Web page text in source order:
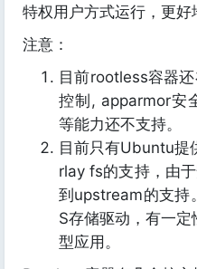
特权用户方式运行，更好
注意：
目前rootless容器
控制, apparmor安
等能力还不支持。
目前只有Ubuntu提
rlay fs的支持，由
到upstream的支持
S存储驱动，有一
型应用。